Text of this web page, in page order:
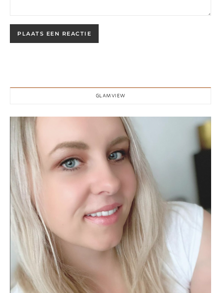
GLAMVIEW